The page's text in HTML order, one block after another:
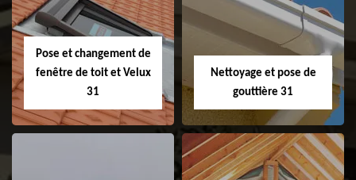
faitage et faitière
31
Pose et changement de
fenêtre de toit et Velux
31
Nettoyage et pose de
gouttière 31